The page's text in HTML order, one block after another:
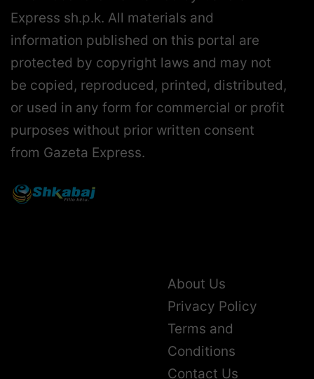
Express sh.p.k. All materials and
information published on this portal are
protected by copyright laws and may not
be copied, reproduced, printed, distributed,
or used in any form for commercial or profit
purposes without prior written consent
from Gazeta Express.
About Us
Privacy Policy
Terms and
Conditions
Contact Us